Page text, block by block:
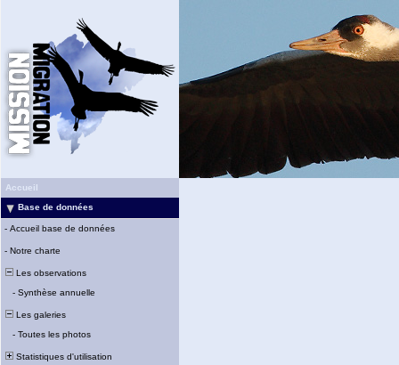
Accueil
Base de données
- Accueil base de données
- Notre charte
Les observations
- Synthèse annuelle
Les galeries
- Toutes les photos
Statistiques d'utilisation